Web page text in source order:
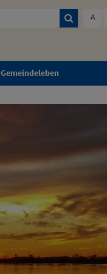
A
Gemeindeleben